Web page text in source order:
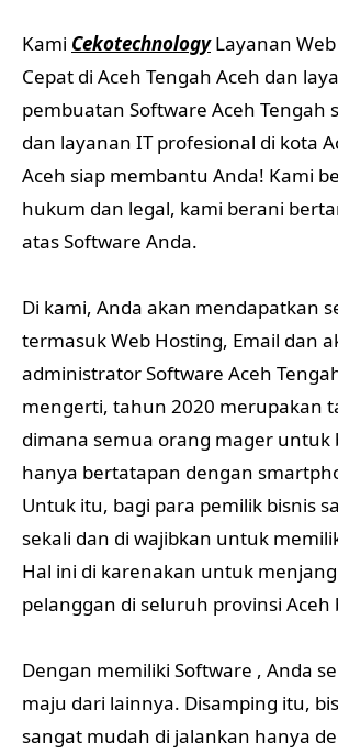
Kami CekotechnologyLayanan
Cepat di Aceh Tengah Aceh dan
pembuatan Software Aceh Tengah
dan layanan IT profesional di kota
Aceh siap membantu Anda! Kami
hukum dan legal, kami berani
atas Software Anda.
Di kami, Anda akan mendapatkan
termasuk Web Hosting, Email dan
administrator Software Aceh
mengerti, tahun 2020 merupakan
dimana semua orang mager untuk
hanya bertatapan dengan
Untuk itu, bagi para pemilik bisnis
sekali dan di wajibkan untuk
Hal ini di karenakan untuk
pelanggan di seluruh provinsi
Dengan memiliki Software , Anda
maju dari lainnya. Disamping itu,
sangat mudah di jalankan hanya